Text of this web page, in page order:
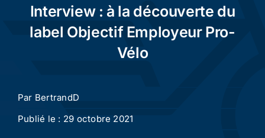
Cyclisme urbain
Conseils
Interview : à la découverte du
label Objectif Employeur Pro-
Vélo
Par BertrandD
Publié le : 29 octobre 2021